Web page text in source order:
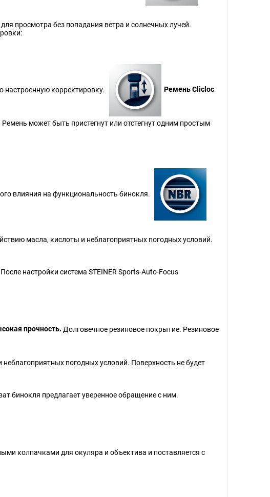
просмотра без попадания ветра и солнечных лучей.
настроенную корректировку. Ремень Clicloc
может быть пристегнут или отстегнут одним простым
влияния на функциональность бинокля.
масла, кислоты и неблагоприятных погодных условий.
После настройки система STEINER Sports-Auto-Focus
прочность. Долговечное резиновое покрытие. Резиновое
погодных условий. Поверхность не будет
бинокля предлагает уверенное обращение с ним.
колпачками для окуляра и объектива и поставляется с